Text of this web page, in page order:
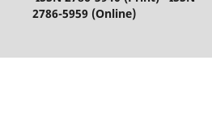
2786-5959 (Online)